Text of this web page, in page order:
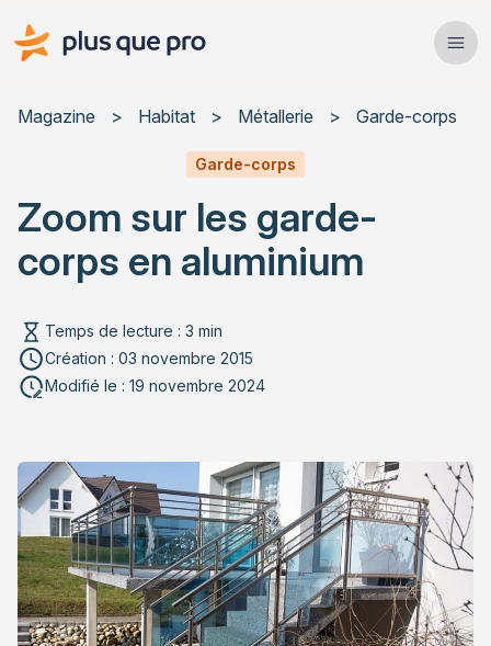
Plus que pro Mag'
Services
Actualités
Rechercher un article
Magazine > Habitat > Métallerie > Garde-corps
Garde-corps
Zoom sur les garde-
corps en aluminium
Temps de lecture : 3 min
Création : 03 novembre 2015
Modifié le : 19 novembre 2024